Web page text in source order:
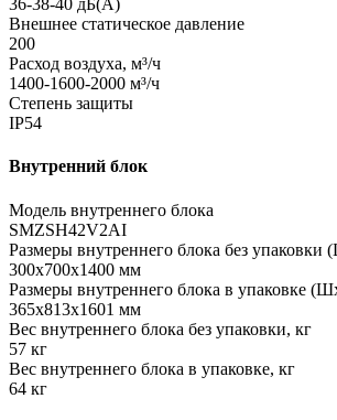
36-38-40 дБ(А)
Внешнее статическое давление
200
Расход воздуха, м³/ч
1400-1600-2000 м³/ч
Степень защиты
IP54
Внутренний блок
Модель внутреннего блока
SMZSH42V2AI
Размеры внутреннего блока без
300х700х1400 мм
Размеры внутреннего блока в упаковке
365х813х1601 мм
Вес внутреннего блока без упаковки, кг
57 кг
Вес внутреннего блока в упаковке, кг
64 кг